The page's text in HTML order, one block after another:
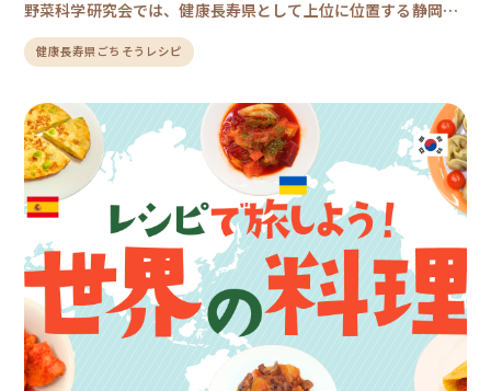
野菜科学研究会では、健康長寿県として上位に位置する静岡、
山梨、石川、群馬、山口、岐阜の6県のごちそうレシピをご紹
介します。ベジラボレシピでは、1人1食あたり120g以上の野菜
長寿県の秘訣を探ってみましょう！
健康長寿県ごちそうレシピ